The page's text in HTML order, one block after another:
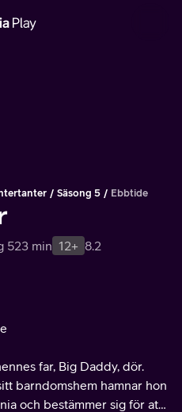
Säsong 5 Ebbtide
523 min 12+ 8.2
far, Big Daddy, dör.
barndomshem hamnar hon
och bestämmer sig för att